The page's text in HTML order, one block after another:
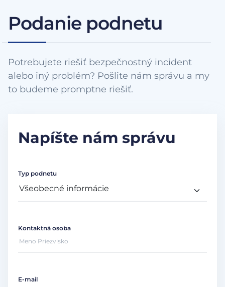
Podanie podnetu
Potrebujete riešiť bezpečnostný incident
alebo iný problém? Pošlite nám správu a my
to budeme promptne riešiť.
Napíšte nám správu
Typ podnetu
Kontaktná osoba
E-mail